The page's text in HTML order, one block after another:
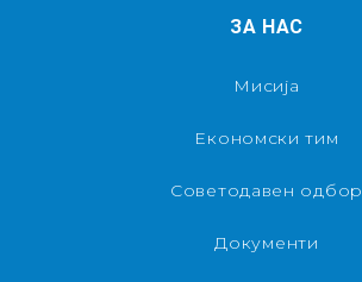
ЗА НАС
Мисија
Економски тим
Советодавен одбор
Документи